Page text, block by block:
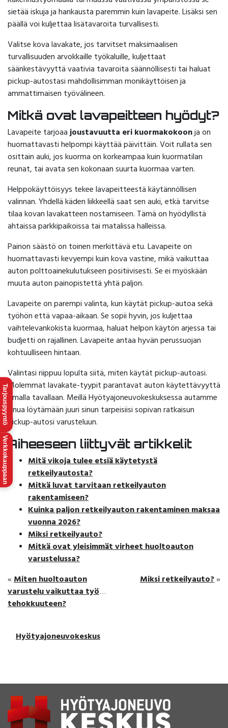
sietää iskuja ja hankausta paremmin kuin lavapeite. Lisäksi sen
päällä voi kuljettaa lisätavaroita turvallisesti.
Valitse kova lavakate, jos tarvitset maksimaalisen
turvallisuuden arvokkaille työkaluille, kuljettaat
säänkestävyyttä vaativia tavaroita säännöllisesti tai haluat
pickup-autostasi mahdollisimman monikäyttöisen ja
ammattimaisen työvälineen.
Mitkä ovat lavapeitteen hyödyt?
Lavapeite tarjoaajoustavuutta eri kuormakokoonja on
huomattavasti helpompi käyttää päivittäin. Voit rullata sen
osittain auki, jos kuorma on korkeampaa kuin kuormatilan
reunat, tai avata sen kokonaan suurta kuormaa varten.
Helppokäyttöisyys tekee lavapeitteestä käytännöllisen
valinnan. Yhdellä käden liikkeellä saat sen auki, etkä tarvitse
tilaa kovan lavakatteen nostamiseen. Tämä on hyödyllistä
ahtaissa parkkipaikoissa tai matalissa halleissa.
Painon säästö on toinen merkittävä etu. Lavapeite on
huomattavasti kevyempi kuin kova vastine, mikä vaikuttaa
auton polttoainekulutukseen positiivisesti. Se ei myöskään
muuta auton painopistettä yhtä paljon.
Lavapeite on parempi valinta, kun käytät pickup-autoa sekä
työhön että vapaa-aikaan. Se sopii hyvin, jos kuljettaa
vaihtelevankokista kuormaa, haluat helpon käytön arjessa tai
budjetti on rajallinen. Lavapeite antaa hyvän perussuojan
kohtuulliseen hintaan.
Valintasi riippuu lopulta siitä, miten käytät pickup-autoasi.
Molemmat lavakate-tyypit parantavat auton käytettävyyttä
omalla tavallaan. Meillä Hyötyajoneuvokeskuksessa autamme
sinua löytämään juuri sinun tarpeisiisi sopivan ratkaisun
pickup-autosi varusteluun.
Aiheeseen liittyvät artikkelit
Mitä vikoja tulee etsiä käytetystä
retkeilyautosta?
Mitkä luvat tarvitaan retkeilyauton
rakentamiseen?
Kuinka paljon retkeilyauton rakentaminen maksaa
vuonna 2026?
Miksi retkeilyauto?
Mitkä ovat yleisimmät virheet huoltoauton
varustelussa?
« Miten huoltoauton
varustelu vaikuttaa työn
tehokkuuteen?
Miksi retkeilyauto? »
Hyötyajoneuvokeskus
Tarjouspyyntö
Verkkokauppaan